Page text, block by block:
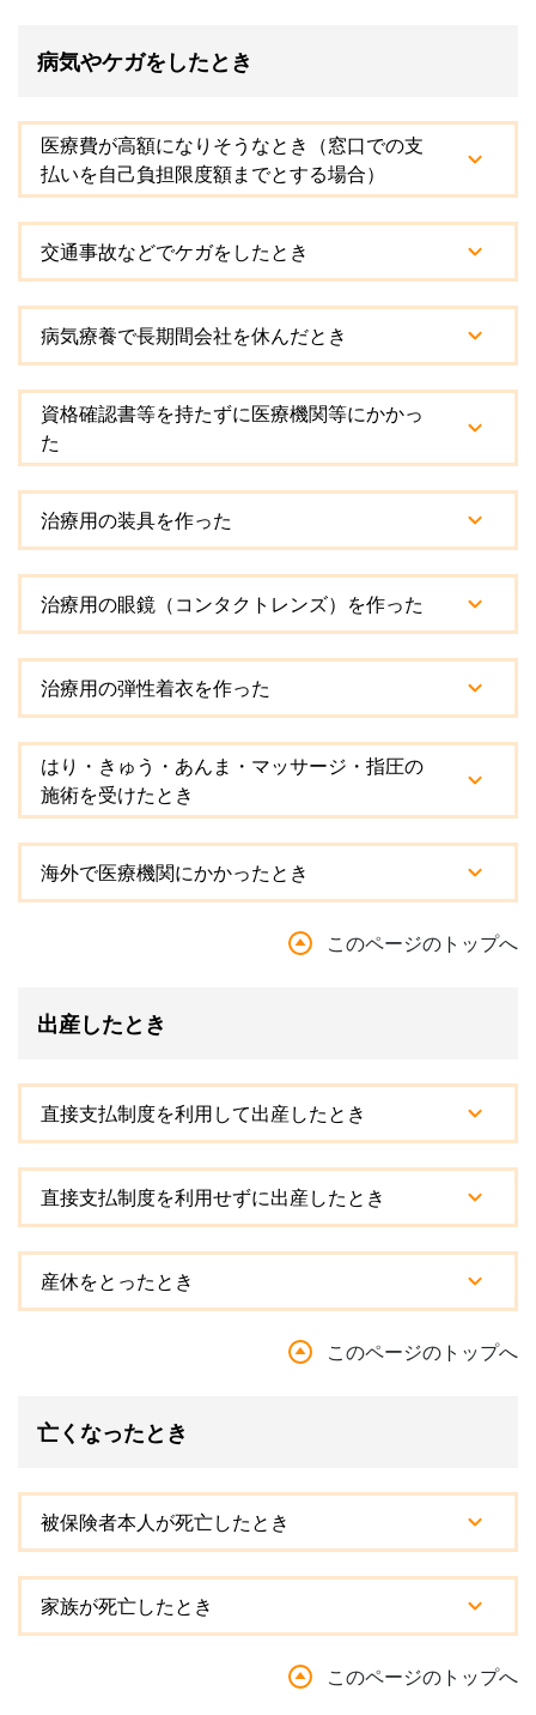
病気やケガをしたとき
医療費が高額になりそうなとき（窓口での支
払いを自己負担限度額までとする場合）
交通事故などでケガをしたとき
病気療養で長期間会社を休んだとき
資格確認書等を持たずに医療機関等にかかっ
た
治療用の装具を作った
治療用の眼鏡（コンタクトレンズ）を作った
治療用の弾性着衣を作った
はり・きゅう・あんま・マッサージ・指圧の
施術を受けたとき
海外で医療機関にかかったとき
このページのトップへ
出産したとき
直接支払制度を利用して出産したとき
直接支払制度を利用せずに出産したとき
産休をとったとき
このページのトップへ
亡くなったとき
被保険者本人が死亡したとき
家族が死亡したとき
このページのトップへ